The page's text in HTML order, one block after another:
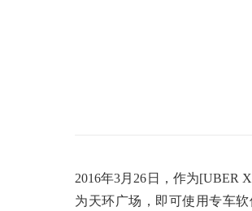
2016年3月26日，作为[UBER
为天环广场，即可使用专车软